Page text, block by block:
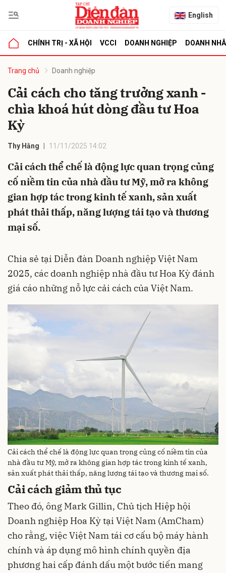
English
CHÍNH TRỊ - XÃ HỘI VCCI DOANH NGHIỆP DOANH
Trang chủ Doanh nghiệp
Cải cách cho tăng trưởng xanh -
chìa khoá hút dòng đầu tư Hoa
Kỳ
Thy Hằng 11/11/2025 14:02
Cải cách thể chế là động lực quan trọng củng
cố niềm tin của nhà đầu tư Mỹ, mở ra không
gian hợp tác trong kinh tế xanh, sản xuất
phát thải thấp, năng lượng tái tạo và thương
mại số.
Chia sẻ tại Diễn đàn Doanh nghiệp Việt Nam
2025, các doanh nghiệp nhà đầu tư Hoa Kỳ đánh
giá cáo những nỗ lực cải cách của Việt Nam.
Cải cách thể chế là động lực quan trọng củng cố niềm tin của
nhà đầu tư Mỹ, mở ra không gian hợp tác trong kinh tế xanh,
sản xuất phát thải thấp, năng lượng tái tạo và thương mại số.
Cải cách giảm thủ tục
Theo đó, ông Mark Gillin, Chủ tịch Hiệp hội
Doanh nghiệp Hoa Kỳ tại Việt Nam (AmCham)
cho rằng, việc Việt Nam tái cơ cấu bộ máy hành
chính và áp dụng mô hình chính quyền địa
phương hai cấp đánh dấu một bước tiến mang
luận
Hủy